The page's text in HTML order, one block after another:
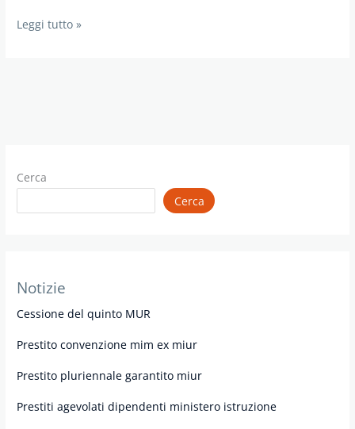
Cerca
Cerca
Notizie
Cessione del quinto MUR
Prestito convenzione mim ex miur
Prestito pluriennale garantito miur
Prestiti agevolati dipendenti ministero istruzione
Prestito
Leggi tutto »